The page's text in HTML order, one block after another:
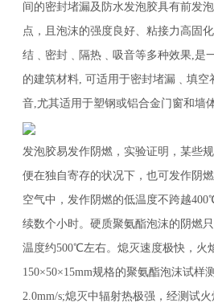
间的密封堵漏及防水发泡胶具有前发
点，且泡沫的强度良好、粘接力高固
结﹑密封﹑隔热﹑吸音等多种效果,是
的建筑材料, 可适用于密封堵漏﹑填空
音,尤其适用于塑钢或铝合金门窗和墙
发泡胶易发作阴燃，实验证明，某些
便在独自寄存的状况下，也可发作阴
空气中，发作阴燃的低温度不跨越
续数个小时。硬质聚氨酯泡沫的阴燃
温度约500℃左右。熄灭速度极快，火
150×50×15mm规格的聚氨酯泡沫试样
2.0mm/s;熄灭中辐射热极强，经测试